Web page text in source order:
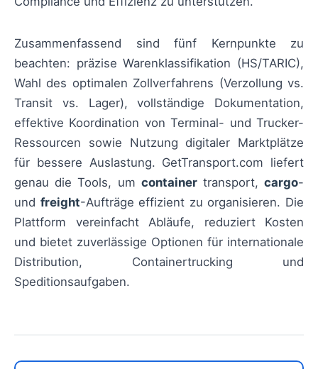
Zusammenfassend sind fünf Kernpunkte zu
beachten: präzise Warenklassifikation (HS/TARIC),
Wahl des optimalen Zollverfahrens (Verzollung vs.
Transit vs. Lager), vollständige Dokumentation,
effektive Koordination von Terminal- und Trucker-
Ressourcen sowie Nutzung digitaler Marktplätze
für bessere Auslastung. GetTransport.com liefert
genau die Tools, um containertransport,cargo-
und freight-Aufträge effizient zu organisieren. Die
Plattform vereinfacht Abläufe, reduziert Kosten
und bietet zuverlässige Optionen für internationale
Distribution, Containertrucking und
Speditionsaufgaben.